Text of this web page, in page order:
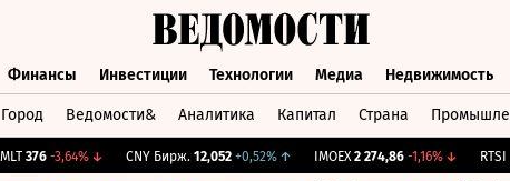
Финансы Инвестиции Технологии Медиа Недвижимость
Город Ведомости& Аналитика Капитал Страна
376 -3,64%↓ CNY Бирж. 12,052 +0,52%↑ IMOEX 2 274,86 -1,16%↓ RTSI